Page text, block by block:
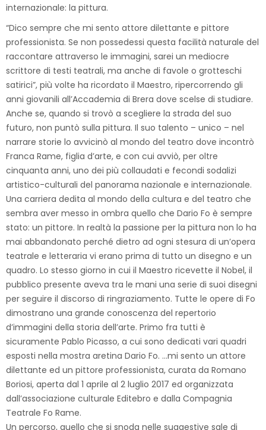
internazionale: la pittura.
“Dico sempre che mi sento attore dilettante e pittore
professionista. Se non possedessi questa facilità naturale del
raccontare attraverso le immagini, sarei un mediocre
scrittore di testi teatrali, ma anche di favole o grotteschi
satirici”, più volte ha ricordato il Maestro, ripercorrendo gli
anni giovanili all’Accademia di Brera dove scelse di studiare.
Anche se, quando si trovò a scegliere la strada del suo
futuro, non puntò sulla pittura. Il suo talento – unico – nel
narrare storie lo avvicinò al mondo del teatro dove incontrò
Franca Rame, figlia d’arte, e con cui avviò, per oltre
cinquanta anni, uno dei più collaudati e fecondi sodalizi
artistico-culturali del panorama nazionale e internazionale.
Una carriera dedita al mondo della cultura e del teatro che
sembra aver messo in ombra quello che Dario Fo è sempre
stato: un pittore. In realtà la passione per la pittura non lo ha
mai abbandonato perché dietro ad ogni stesura di un’opera
teatrale e letteraria vi erano prima di tutto un disegno e un
quadro. Lo stesso giorno in cui il Maestro ricevette il Nobel, il
pubblico presente aveva tra le mani una serie di suoi disegni
per seguire il discorso di ringraziamento. Tutte le opere di Fo
dimostrano una grande conoscenza del repertorio
d’immagini della storia dell’arte. Primo fra tutti è
sicuramente Pablo Picasso, a cui sono dedicati vari quadri
esposti nella mostra aretina Dario Fo. …mi sento un attore
dilettante ed un pittore professionista, curata da Romano
Boriosi, aperta dal 1 aprile al 2 luglio 2017 ed organizzata
dall’associazione culturale Editebro e dalla Compagnia
Teatrale Fo Rame.
Un percorso, quello che si snoda nelle suggestive sale di